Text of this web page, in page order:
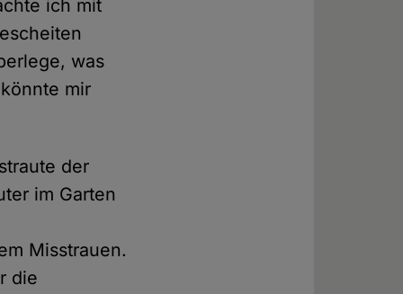
ich mit
was
mir
der
im Garten
Misstrauen.
die